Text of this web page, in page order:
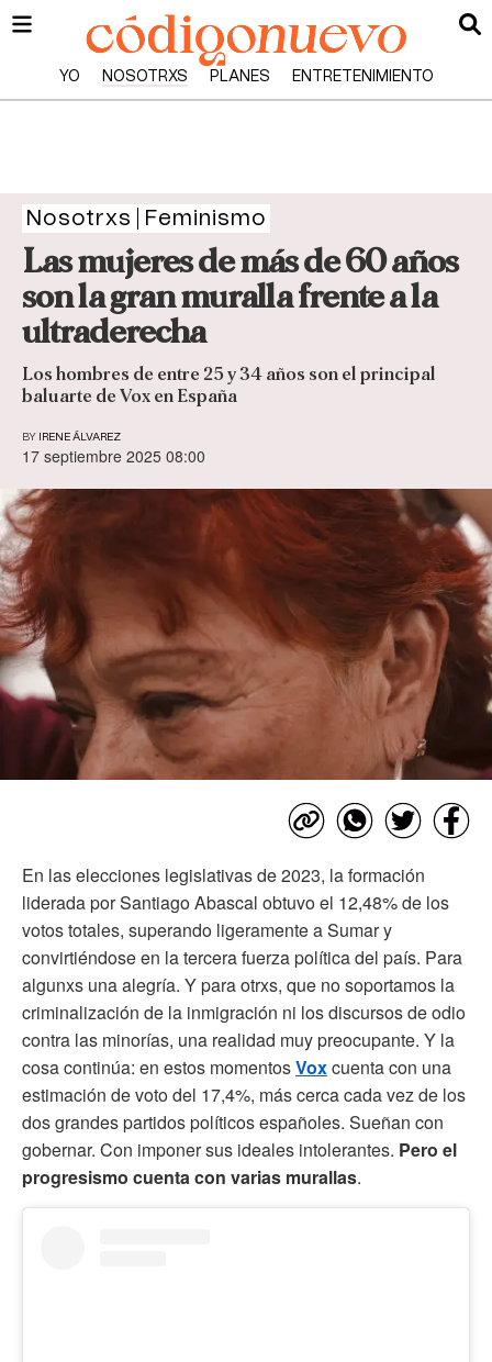
YO NOSOTRXS PLANES ENTRETENIMIENTO
Nosotrxs Feminismo
Las mujeres de más de 60 años
son la gran muralla frente a la
ultraderecha
Los hombres de entre 25 y 34 años son el principal
baluarte de Vox en España
BY IRENE ÁLVAREZ
17 septiembre 2025 08:00
En las elecciones legislativas de 2023, la formación
liderada por Santiago Abascal obtuvo el 12,48% de los
votos totales, superando ligeramente a Sumar y
convirtiéndose en la tercera fuerza política del país. Para
algunxs una alegría. Y para otrxs, que no soportamos la
criminalización de la inmigración ni los discursos de odio
contra las minorías, una realidad muy preocupante. Y la
cosa continúa: en estos momentosVoxcuenta con una
estimación de voto del 17,4%, más cerca cada vez de los
dos grandes partidos políticos españoles. Sueñan con
gobernar. Con imponer sus ideales intolerantes. Pero el
progresismo cuenta con varias murallas.